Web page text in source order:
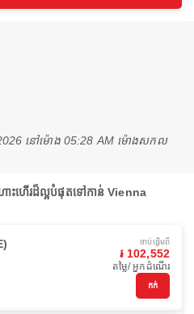
2026 នៅ​ម៉ោង 05:28 AM ម៉ោង​សកល
ះហើរដ៏ល្អបំផុតទៅកាន់ Vienna
ចាប់ផ្ដើមពី
៛ 102,552
តម្លៃ/ អ្នកដំណើរ
កក់